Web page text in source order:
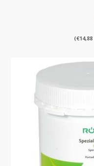
(€14,88